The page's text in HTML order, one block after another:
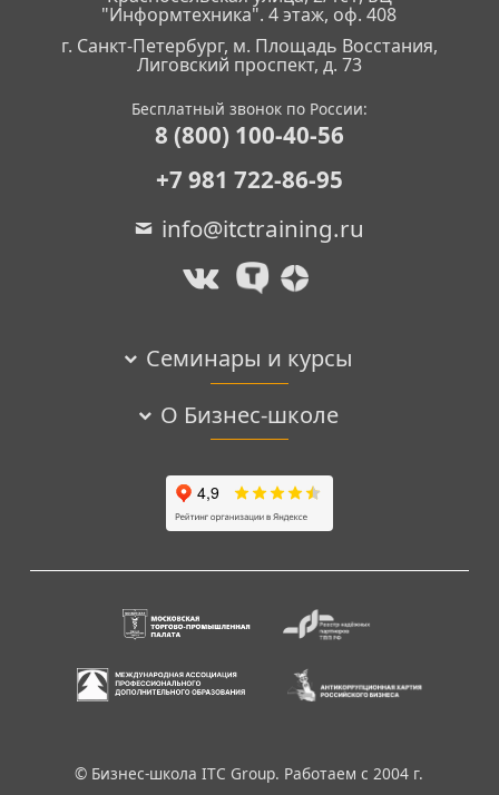
"Информтехника". 4 этаж, оф. 408
г. Санкт-Петербург, м. Площадь Восстания,
Лиговский проспект, д. 73
Бесплатный звонок по России:
8 (800) 100-40-56
+7 981 722-86-95
info@itctraining.ru
Семинары и курсы
О Бизнес-школе
© Бизнес-школа ITC Group. Работаем с 2004 г.